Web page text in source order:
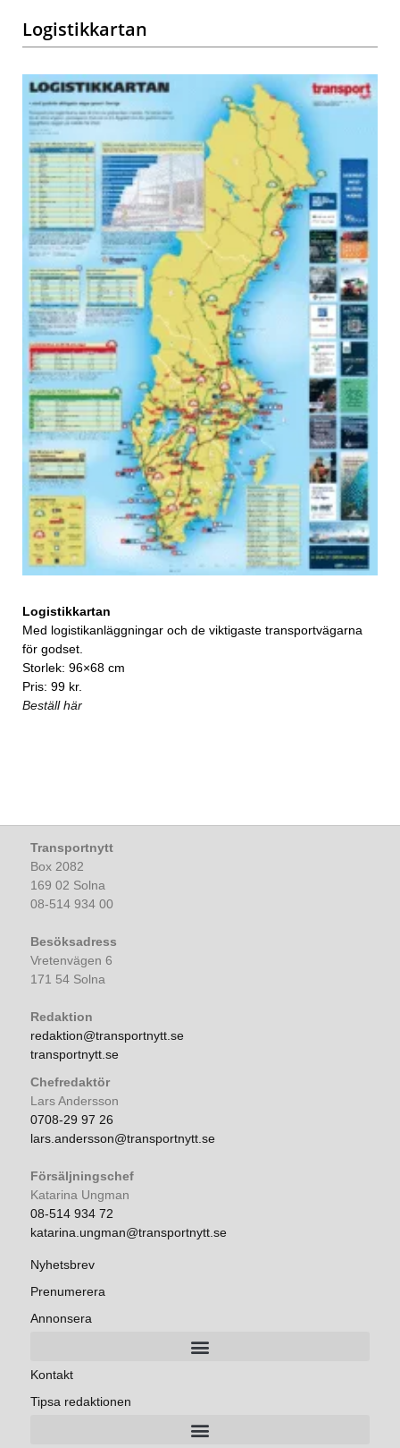
Logistikkartan
Logistikkartan
Med logistikanläggningar och de viktigaste transportvägarna
för godset.
Storlek: 96×68 cm
Pris: 99 kr.
Beställ här
Transportnytt
Box 2082
169 02 Solna
08-514 934 00
Besöksadress
Vretenvägen 6
171 54 Solna
Redaktion
redaktion@transportnytt.se
transportnytt.se
Chefredaktör
Lars Andersson
0708-29 97 26
lars.andersson@transportnytt.se
Försäljningschef
Katarina Ungman
08-514 934 72
katarina.ungman@transportnytt.se
Nyhetsbrev
Prenumerera
Annonsera
Kontakt
Tipsa redaktionen